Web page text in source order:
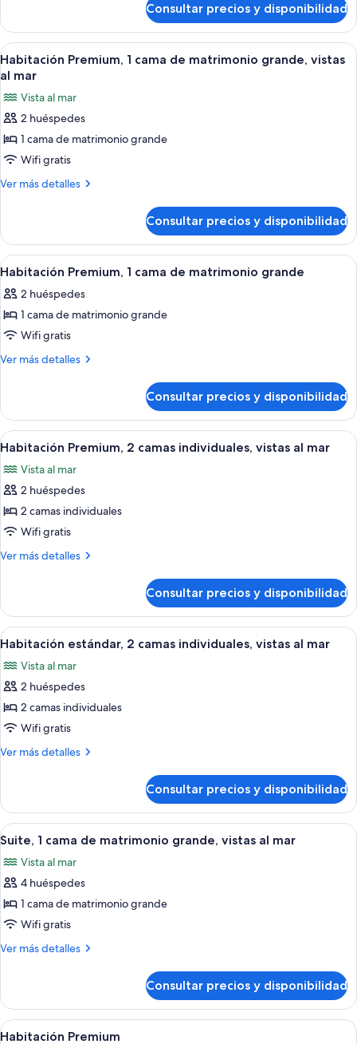
matrimonio
grande,
balcón,
vistas
al
mar
Premium,
cama
de
grande,
balcón,
al
mar
Consultar precios y disponibilidad
Abrir
todas
fotos
de
Habitación
Premium,
1
matrimonio
grande,
vistas
al
mar
Habitación de hotel con cama, dos
6
Habitación Premium, 1 cama de matrimonio grande, vistas
al mar
Vista al mar
2 huéspedes
1 cama de matrimonio grande
Wifi gratis
Ver más detalles
Más
Premium,
cama
matrimonio
grande,
al
mar
Consultar precios y disponibilidad
Abrir
todas
las
fotos
de
Habitación
cama
de
matrimonio
grande
Una habitación de hotel con
5
Habitación Premium, 1 cama de matrimonio grande
2 huéspedes
1 cama de matrimonio grande
Wifi gratis
Ver más detalles
Más
Premium,
cama
matrimonio
grande
Consultar precios y disponibilidad
Abrir
todas
las
fotos
de
Habitación
Premium,
individuales,
vistas
al
mar
Un cuarto de hotel con una cama
5
Habitación Premium, 2 camas individuales, vistas al mar
Vista al mar
2 huéspedes
2 camas individuales
Wifi gratis
Ver más detalles
Más
Premium,
camas
vistas
al
Consultar precios y disponibilidad
Abrir
todas
las
fotos
de
Habitación
estándar,
individuales,
vistas
al
mar
Un dormitorio ordenado con
5
Habitación estándar, 2 camas individuales, vistas al mar
Vista al mar
2 huéspedes
2 camas individuales
Wifi gratis
Ver más detalles
Más
estándar,
camas
vistas
al
Consultar precios y disponibilidad
Abrir
todas
las
fotos
de
Suite,
1
matrimonio
grande,
vistas
Una habitación de hotel moderna
6
Suite, 1 cama de matrimonio grande, vistas al mar
Vista al mar
4 huéspedes
1 cama de matrimonio grande
Wifi gratis
Ver más detalles
Más
1
cama
de
Consultar precios y disponibilidad
Abrir
Una habitación de hotel con
5
Habitación Premium